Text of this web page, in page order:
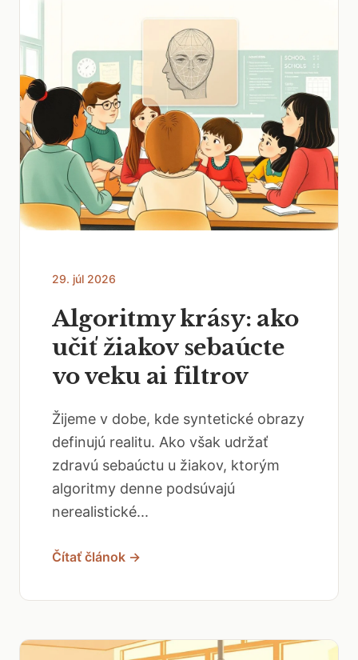
29. júl 2026
Algoritmy krásy: ako
učiť žiakov sebaúcte
vo veku ai filtrov
Žijeme v dobe, kde syntetické obrazy
definujú realitu. Ako však udržať
zdravú sebaúctu u žiakov, ktorým
algoritmy denne podsúvajú
nerealistické...
Čítať článok →